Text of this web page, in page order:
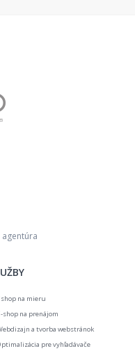
na mieru
shop na prenájom
a tvorba webstránok
pre vyhľadávače